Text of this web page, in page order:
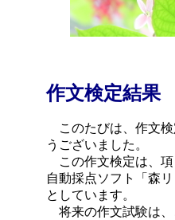
作文検定結果
このたびは、作文検
うございました。
この作文検定は、項
自動採点ソフト「森
としています。
将来の作文試験は、